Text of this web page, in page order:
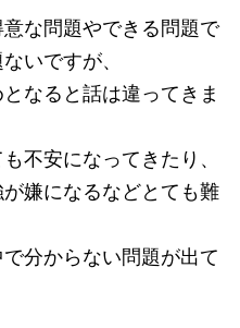
意な問題やできる問題で
いですが、
なると話は違ってきま
不安になってきたり、
嫌になるなどとても難
分からない問題が出て